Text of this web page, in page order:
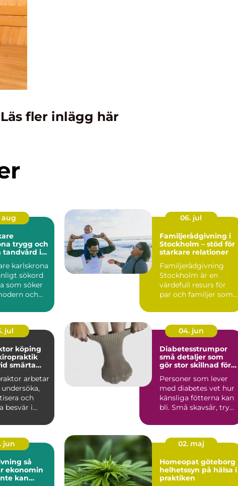
Läs fler inlägg här
aug
och
tandvård i
karlskrona
sökord
som söker
och
06. jul
Familjerådgivning i
Stockholm – stöd för
starkare relationer
Familjerådgivning
Stockholm är en
värdefull resurs för
par och familjer som
jul
köping
smärta
arbetar
och
besvär i
04. jun
Diabetesstrumpor
små detaljer som
gör stor skillnad för
Personer som lever
med diabetes vet hur
känsliga fötterna kan
bli. Små skavsår, tryck
jun
så
ekonomin
kan
02. maj
Homeopat göteborg
helhetssyn på hälsa i
praktiken